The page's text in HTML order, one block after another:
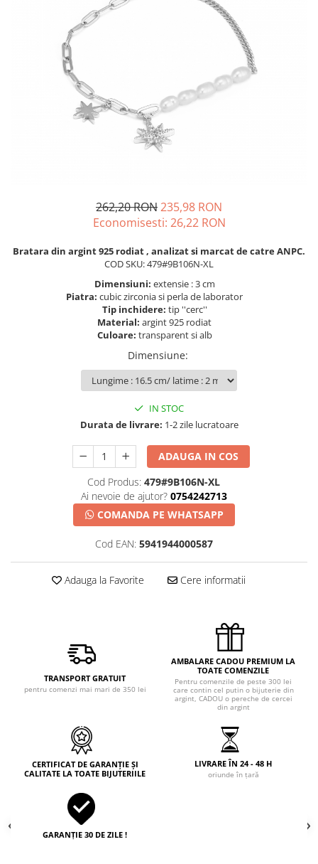
SETURI BIJUTERII
ACE DE CRAVATA
BRATARI PENTRU PICIOR
BRATARA TIP ROZARIU
LANTURI TIP ROZARIU
262,20 RON235,98 RON
Economisesti: 26,22 RON
Bratara din argint 925 rodiat , analizat si marcat de catre ANPC.
COD SKU: 479#9B106N-XL
Dimensiuni: extensie : 3 cm
Piatra: cubic zirconia si perla de laborator
Tip inchidere: tip ''cerc''
Material: argint 925 rodiat
Culoare: transparent si alb
Dimensiune:
IN STOC
Durata de livrare: 1-2 zile lucratoare
ADAUGA IN COS
Cod Produs: 479#9B106N-XL
Ai nevoie de ajutor? 0754242713
COMANDA PE WHATSAPP
Cod EAN: 5941944000587
Adauga la Favorite Cere informatii
TRANSPORT GRATUIT
pentru comenzi mai mari de 350 lei
AMBALARE CADOU PREMIUM LA
TOATE COMENZILE
Pentru comenzile de peste 300 lei
care contin cel putin o bijuterie din
argint, CADOU o pereche de cercei
din argint
CERTIFICAT DE GARANȚIE ȘI
CALITATE LA TOATE BIJUTERIILE
LIVRARE ÎN 24 - 48 H
oriunde în țară
GARANȚIE 30 DE ZILE !